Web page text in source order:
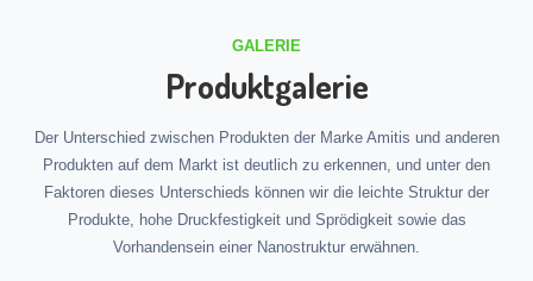
GALERIE
Produktgalerie
Der Unterschied zwischen Produkten der Marke Amitis und anderen
Produkten auf dem Markt ist deutlich zu erkennen, und unter den
Faktoren dieses Unterschieds können wir die leichte Struktur der
Produkte, hohe Druckfestigkeit und Sprödigkeit sowie das
Vorhandensein einer Nanostruktur erwähnen.